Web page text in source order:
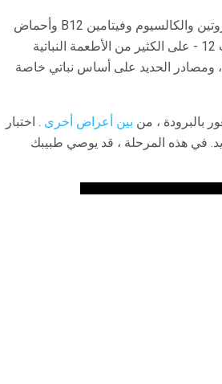
كنوع نباتي ، من المهم الانتباه إلى بعض العناصر الغذائية في نظامك الغذائي ، من بينها البروتين والكالسيوم وفيتامين B12 وأحماض
أوميغا 3 الدهنية والحديد. لا يعني ذلك أنه من المستحيل الحصول - بالإضافة إلى فيتامين ب 12 - على الكثير من الأطعمة النباتية
، ومصادر الحديد على أساس نباتي خاصة
بالبرودة ، من بين أعراض أخرى . اختبار
في هذه المرحلة ، قد يوصي طبيبك